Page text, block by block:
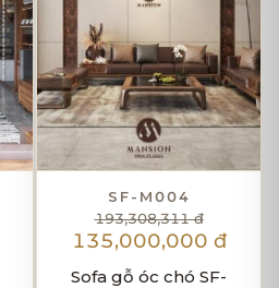
SF-M004
193,308,311 đ
135,000,000 đ
Sofa gỗ óc chó SF-